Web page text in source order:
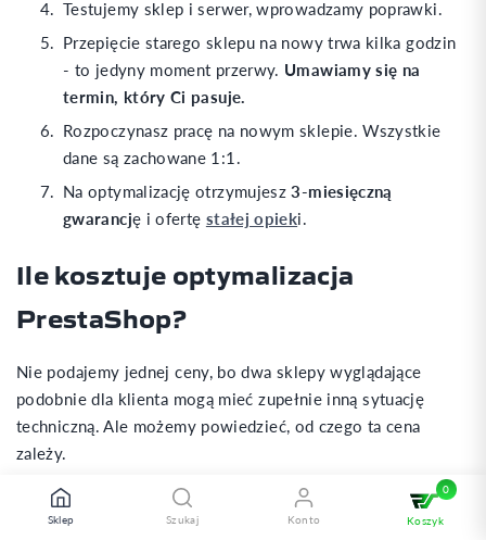
Sklep Szukaj Konto Koszyk
Testujemy sklep i serwer, wprowadzamy poprawki.
Przepięcie starego sklepu na nowy trwa kilka godzin
- to jedyny moment przerwy. Umawiamy się na
termin, który Ci pasuje.
Rozpoczynasz pracę na nowym sklepie. Wszystkie
dane są zachowane 1:1.
Na optymalizację otrzymujesz3-miesięczną
gwarancję i ofertę stałej opieki.
Ile kosztuje optymalizacja
PrestaShop?
Nie podajemy jednej ceny, bo dwa sklepy wyglądające
podobnie dla klienta mogą mieć zupełnie inną sytuację
techniczną. Ale możemy powiedzieć, od czego ta cena
zależy.
Prace Zakres Cena